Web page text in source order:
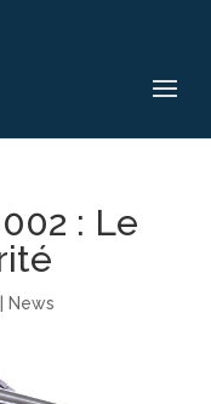
: Le
News